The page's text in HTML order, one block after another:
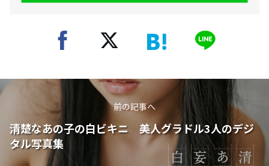
前の記事へ
清楚なあの子の白ビキニ 美人グラドル3人のデジ
タル写真集